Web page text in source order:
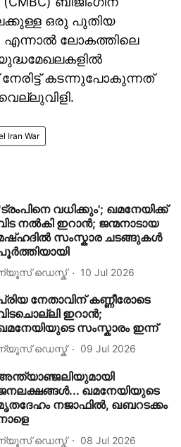
ഒരു പുതിയ
ലോകത്തിലെ
കടന്നുപോകുന്നത്
Iran War
വധിക്കും'; ഖമനേയിക്ക്
നല്‍കി ഇറാന്‍; ജന്മനാടായ
സംസ്കാര ചടങ്ങുകള്‍
ഡെസ്ക് 10 Jul 2026
നേതാവിന് കണ്ണീരോടെ
ഇറാൻ;
സംസ്കാരം ഇന്ന്
ഡെസ്ക് 09 Jul 2026
ഖമനേയിയുടെ
നജാഫിൽ, ഖബറടക്കം
ഡെസ്ക് 08 Jul 2026